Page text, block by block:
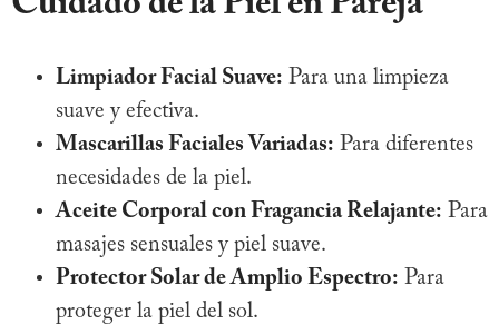
Limpiador Facial Suave: Para una limpieza
suave y efectiva.
Mascarillas Faciales Variadas: Para diferentes
necesidades de la piel.
Aceite Corporal con Fragancia Relajante: Para
masajes sensuales y piel suave.
Protector Solar de Amplio Espectro: Para
proteger la piel del sol.